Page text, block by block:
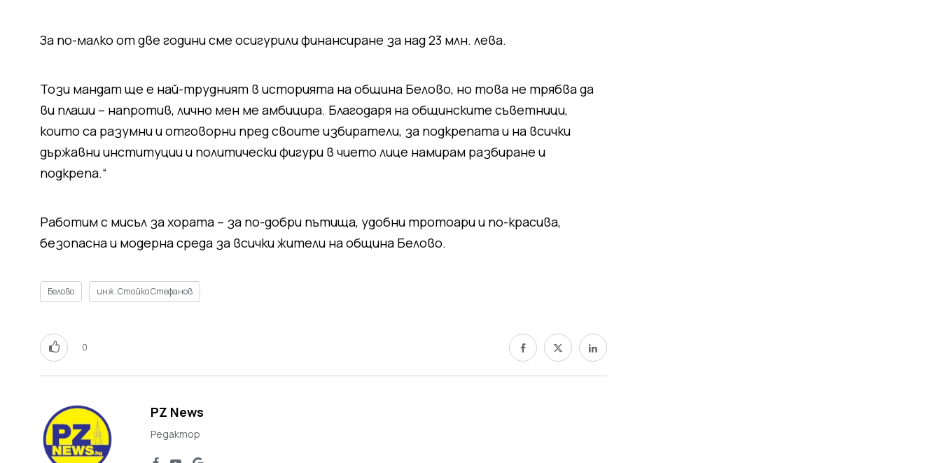
За по-малко от две години сме осигурили финансиране за над 23 млн. лева.
Този мандат ще е най-трудният в историята на община Белово, но това не трябва да
ви плаши – напротив, лично мен ме амбицира. Благодаря на общинските съветници,
които са разумни и отговорни пред своите избиратели, за подкрепата и на всички
държавни институции и политически фигури в чието лице намирам разбиране и
подкрепа.“
Работим с мисъл за хората – за по-добри пътища, удобни тротоари и по-красива,
безопасна и модерна среда за всички жители на община Белово.
Белово инж. Стойко Стефанов
0
PZ News
Редактор